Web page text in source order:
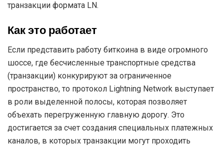
транзакции формата LN.
Как это работает
Если представить работу биткоина в виде огромного
шоссе, где бесчисленные транспортные средства
(транзакции) конкурируют за ограниченное
пространство, то протокол Lightning Network выступает
в роли выделенной полосы, которая позволяет
объехать перегруженную главную дорогу. Это
достигается за счет создания специальных платежных
каналов, в которых транзакции могут проходить